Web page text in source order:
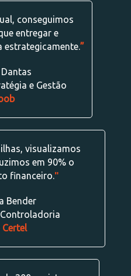
conseguimos
entregar e
estrategicamente.”
e Gestão
visualizamos
em 90% o
financeiro."
Bender
Certel